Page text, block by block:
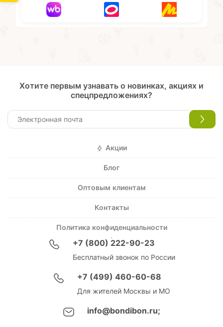
Хотите первым узнавать о новинках, акциях и
спецпредложениях?
Акции
Блог
Оптовым клиентам
Контакты
Политика конфиденциальности
+7 (800) 222-90-23
Бесплатный звонок по России
+7 (499) 460-60-68
Для жителей Москвы и МО
info@bondibon.ru;